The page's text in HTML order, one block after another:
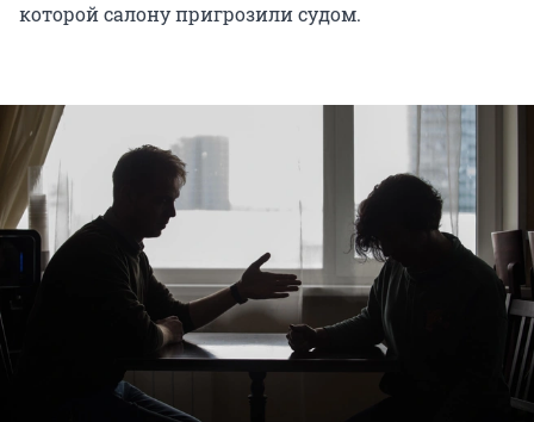
которой салону пригрозили судом.